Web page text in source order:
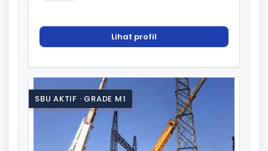
Lihat profil
SBU AKTIF · GRADE M1